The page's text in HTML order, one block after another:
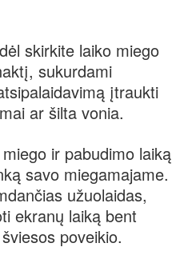
skirkite laiko miego
sukurdami
įtraukti
ar šilta vonia.
ir pabudimo laiką
savo miegamajame.
užuolaidas,
ekranų laiką bent
poveikio.